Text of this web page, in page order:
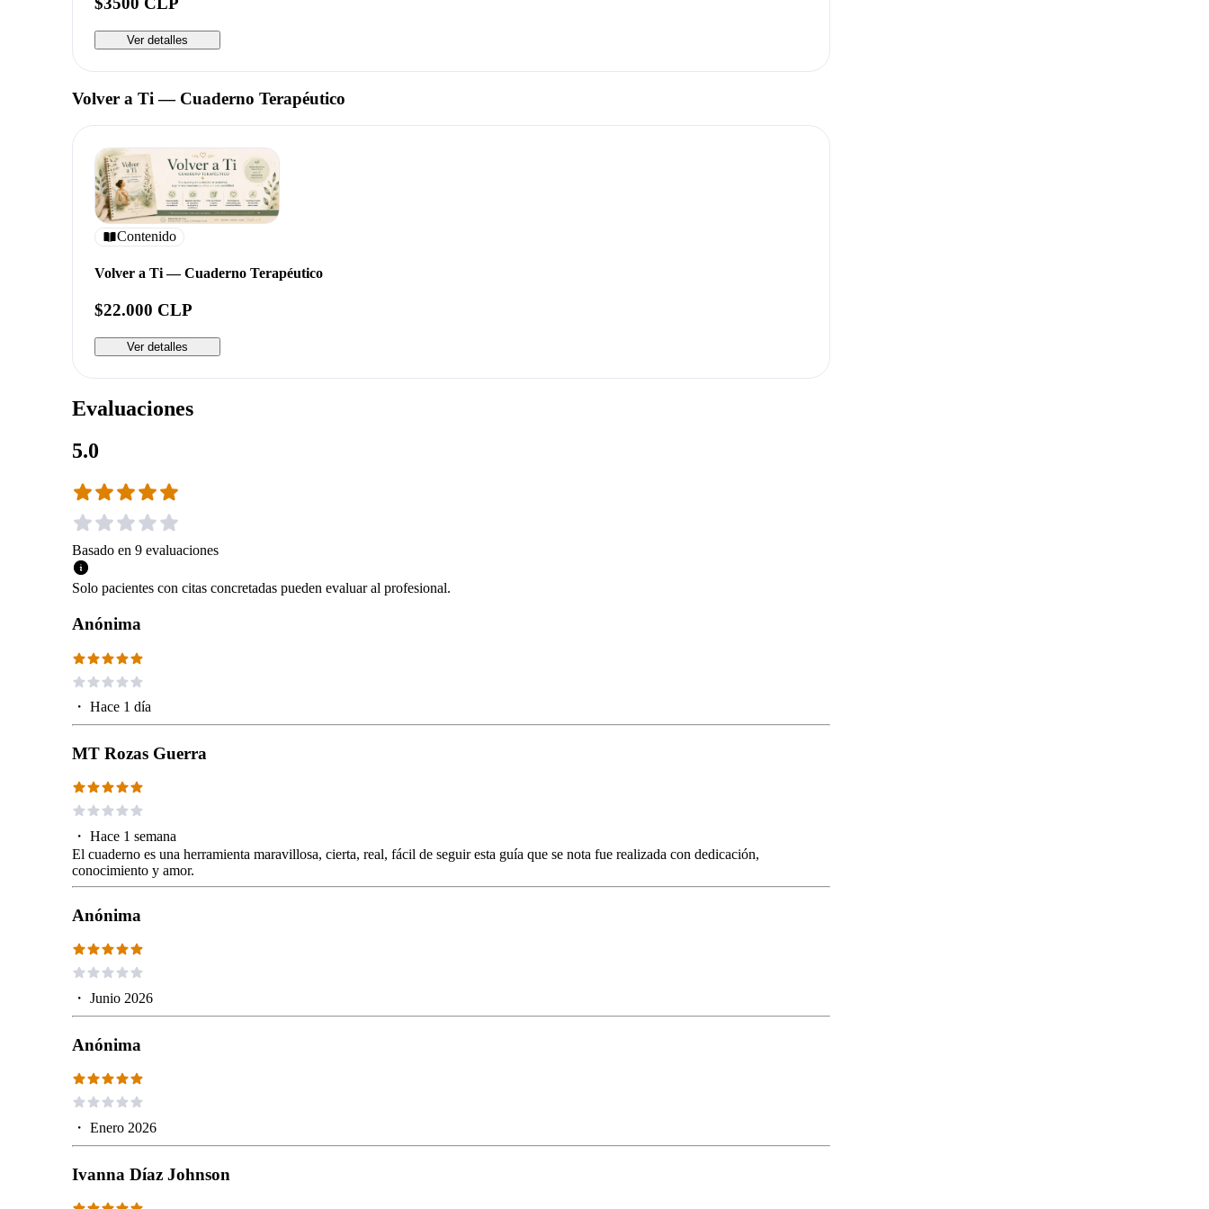
Ver detalles
Volver a Ti — Cuaderno Terapéutico
Contenido
Volver a Ti — Cuaderno Terapéutico
$22.000 CLP
Ver detalles
Evaluaciones
5.0
Basado en 9 evaluaciones
Solo pacientes con citas concretadas pueden evaluar al profesional.
Anónima
・ Hace 1 día
MT Rozas Guerra
・ Hace 1 semana
El cuaderno es una herramienta maravillosa, cierta, real, fácil de seguir esta guía que se nota fue realizada con dedicación,
conocimiento y amor.
Anónima
・ Junio 2026
Anónima
・ Enero 2026
Ivanna Díaz Johnson